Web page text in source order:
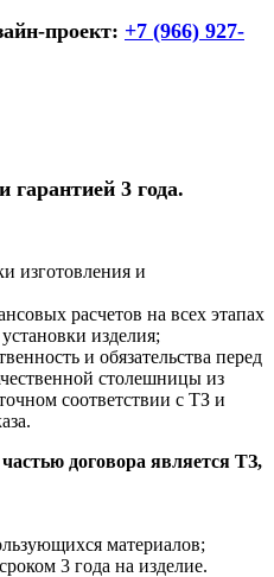
проект: +7 (966) 927-
гарантией 3 года.
изготовления и
расчетов на всех этапах
изделия;
и обязательства перед
столешницы из
соответствии с ТЗ и
договора является ТЗ,
материалов;
3 года на изделие.